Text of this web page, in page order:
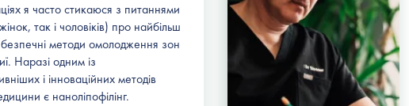
я часто стикаюся з питаннями
так і чоловіків) про найбільш
методи омолодження зон
Наразі одним із
і інноваційних методів
є наноліпофілінг.